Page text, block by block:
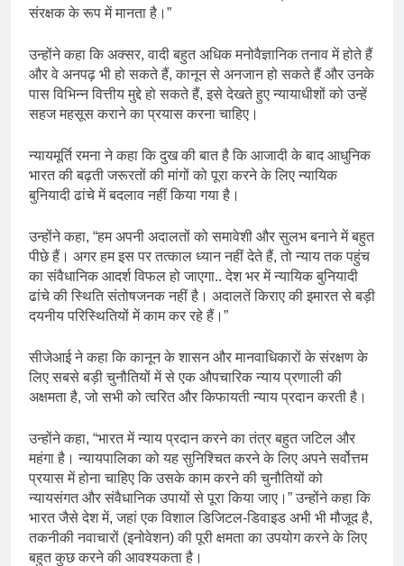
संरक्षक के रूप में मानता है।”
उन्होंने कहा कि अक्सर, वादी बहुत अधिक मनोवैज्ञानिक तनाव में होते हैं
और वे अनपढ़ भी हो सकते हैं, कानून से अनजान हो सकते हैं और उनके
पास विभिन्न वित्तीय मुद्दे हो सकते हैं, इसे देखते हुए न्यायाधीशों को उन्हें
सहज महसूस कराने का प्रयास करना चाहिए।
न्यायमूर्ति रमना ने कहा कि दुख की बात है कि आजादी के बाद आधुनिक
भारत की बढ़ती जरूरतों की मांगों को पूरा करने के लिए न्यायिक
बुनियादी ढांचे में बदलाव नहीं किया गया है।
उन्होंने कहा, “हम अपनी अदालतों को समावेशी और सुलभ बनाने में बहुत
पीछे हैं। अगर हम इस पर तत्काल ध्यान नहीं देते हैं, तो न्याय तक पहुंच
का संवैधानिक आदर्श विफल हो जाएगा.. देश भर में न्यायिक बुनियादी
ढांचे की स्थिति संतोषजनक नहीं है। अदालतें किराए की इमारत से बड़ी
दयनीय परिस्थितियों में काम कर रहे हैं।”
सीजेआई ने कहा कि कानून के शासन और मानवाधिकारों के संरक्षण के
लिए सबसे बड़ी चुनौतियों में से एक औपचारिक न्याय प्रणाली की
अक्षमता है, जो सभी को त्वरित और किफायती न्याय प्रदान करती है।
उन्होंने कहा, “भारत में न्याय प्रदान करने का तंत्र बहुत जटिल और
महंगा है। न्यायपालिका को यह सुनिश्चित करने के लिए अपने सर्वोत्तम
प्रयास में होना चाहिए कि उसके काम करने की चुनौतियों को
न्यायसंगत और संवैधानिक उपायों से पूरा किया जाए।” उन्होंने कहा कि
भारत जैसे देश में, जहां एक विशाल डिजिटल-डिवाइड अभी भी मौजूद है,
तकनीकी नवाचारों (इनोवेशन) की पूरी क्षमता का उपयोग करने के लिए
बहुत कुछ करने की आवश्यकता है।